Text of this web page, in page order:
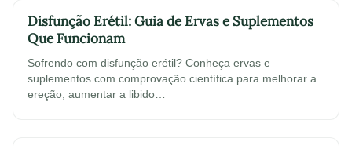
Disfunção Erétil: Guia de Ervas e Suplementos
Que Funcionam
Sofrendo com disfunção erétil? Conheça ervas e
suplementos com comprovação científica para melhorar a
ereção, aumentar a libido…